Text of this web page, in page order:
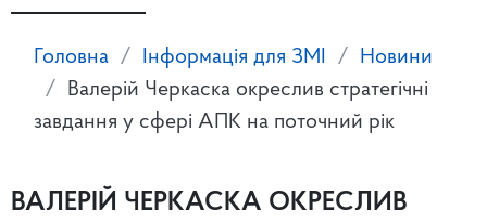
Головна Інформація для ЗМІ
Новини
Валерій Черкаска окреслив стратегічні
завдання у сфері АПК на поточний рік
ВАЛЕРІЙ ЧЕРКАСКА ОКРЕСЛИВ